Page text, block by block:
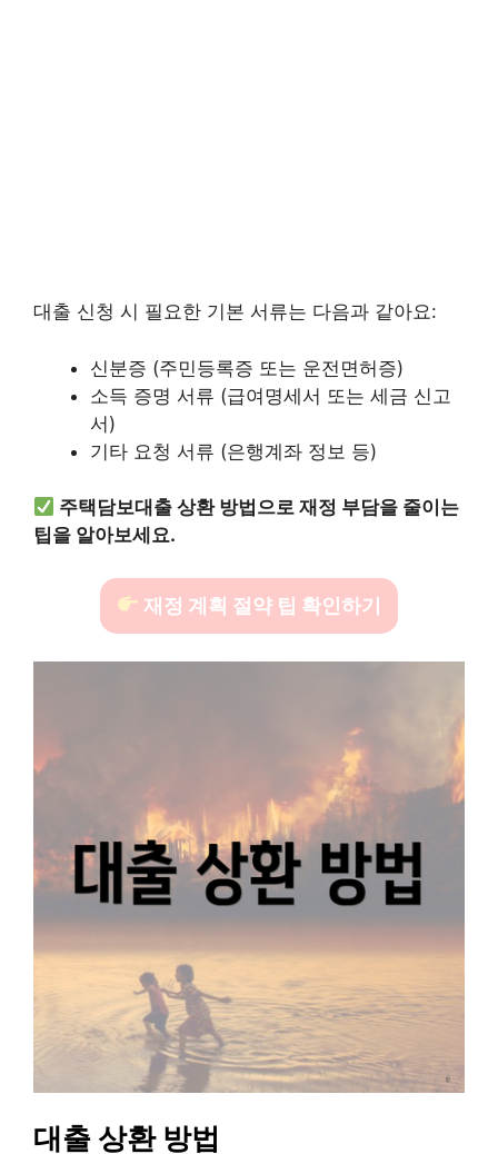
대출 신청 시 필요한 기본 서류는 다음과 같아요:
신분증 (주민등록증 또는 운전면허증)
소득 증명 서류 (급여명세서 또는 세금 신고
서)
기타 요청 서류 (은행계좌 정보 등)
주택담보대출 상환 방법으로 재정 부담을 줄이는
팁을 알아보세요.
재정 계획 절약 팁 확인하기
대출 상환 방법